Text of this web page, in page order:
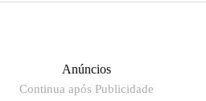
Anúncios
Continua após Publicidade